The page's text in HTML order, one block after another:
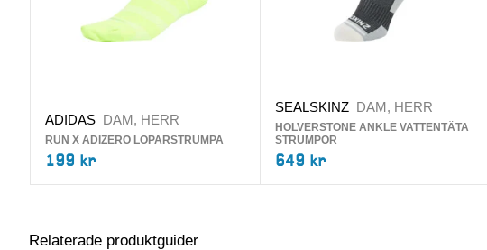
ADIDAS DAM, HERR
RUN X ADIZERO LÖPARSTRUMPA
199 kr
SEALSKINZ DAM, HERR
HOLVERSTONE ANKLE VATTENTÄTA
STRUMPOR
649 kr
Relaterade produktguider